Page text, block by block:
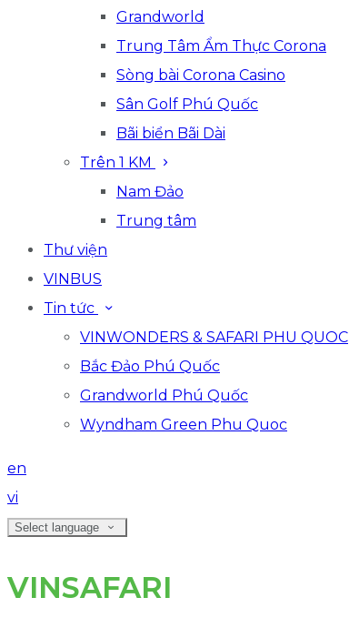
Grandworld
Trung Tâm Ẩm Thực Corona
Sòng bài Corona Casino
Sân Golf Phú Quốc
Bãi biển Bãi Dài
Trên 1 KM
Nam Đảo
Trung tâm
Thư viện
VINBUS
Tin tức
VINWONDERS & SAFARI PHU QUOC
Bắc Đảo Phú Quốc
Grandworld Phú Quốc
Wyndham Green Phu Quoc
en
vi
Select language
VINSAFARI